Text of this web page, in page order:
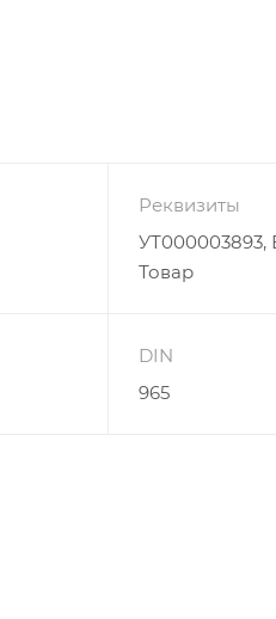
Реквизиты
УТ000003893,
Товар
DIN
965